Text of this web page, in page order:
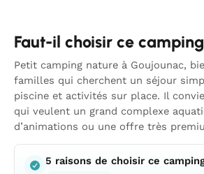
Faut-il choisir ce
Petit camping nature à Goujounac,
familles qui cherchent un séjour
piscine et activités sur place. Il
qui veulent un grand complexe
d’animations ou une offre très
5 raisons de choisir ce